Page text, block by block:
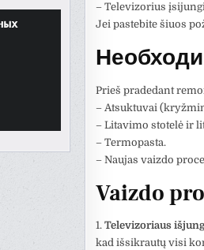
– Televizorius
Jei pastebite šiuos
Prieš pradedant
– Atsuktuvai
– Litavimo stotelė ir
– Termopasta.
– Naujas vaizdo
Vaizdo
1. Televizoriaus
kad išsikrautų visi